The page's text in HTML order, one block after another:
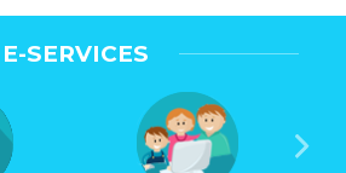
E-SERVICES